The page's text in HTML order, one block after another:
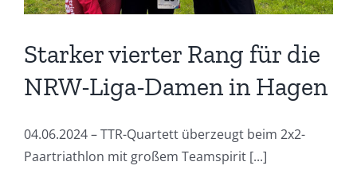
Starker vierter Rang für die
NRW-Liga-Damen in Hagen
04.06.2024 – TTR-Quartett überzeugt beim 2x2-
Paartriathlon mit großem Teamspirit [...]